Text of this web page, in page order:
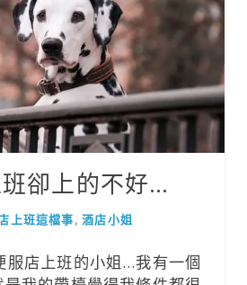
卻上的不好…
上班這檔事,酒店小姐
服店上班的小姐…我有一個